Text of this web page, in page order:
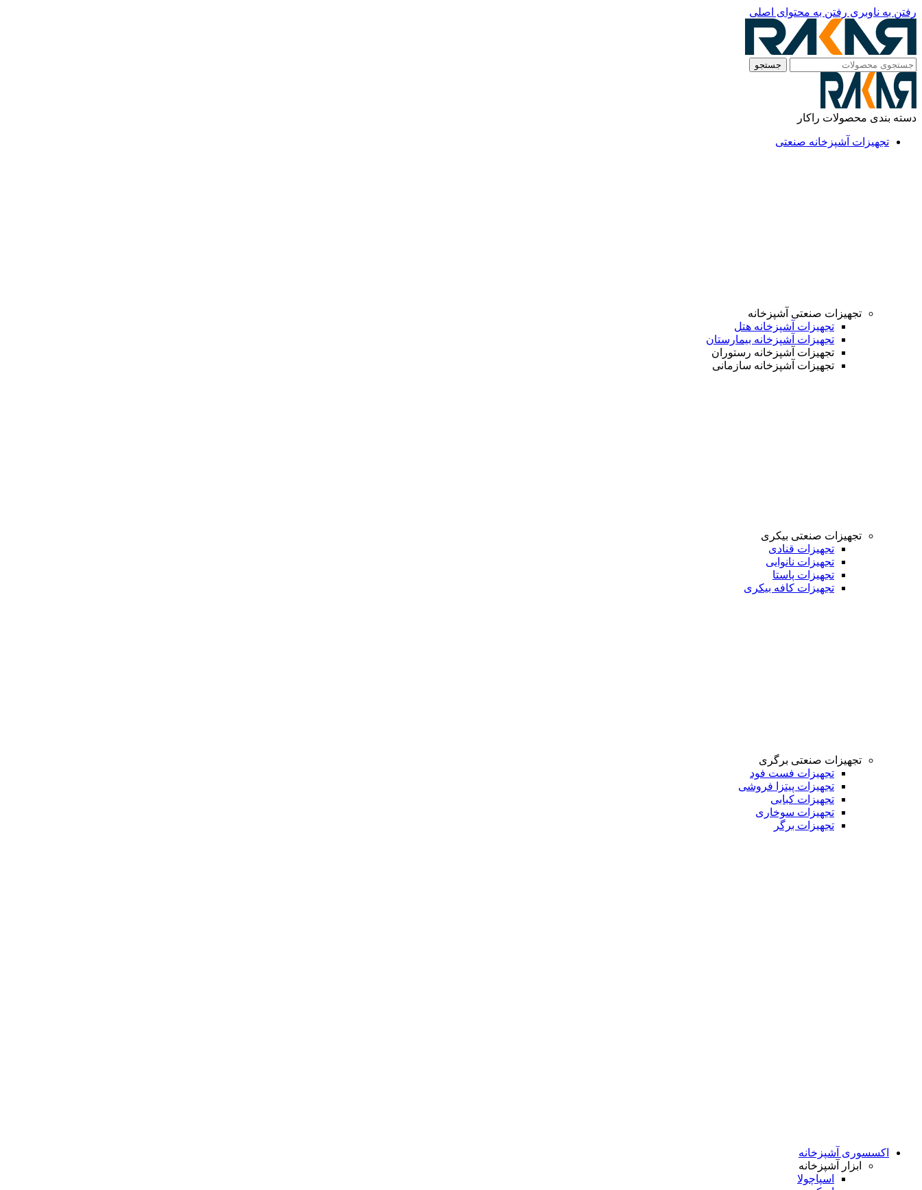
رفتن به ناوبری رفتن به محتوای اصلی
جستجو
دسته بندی محصولات راکار
تجهیزات آشپزخانه صنعتی
تجهیزات صنعتی آشپزخانه
تجهیزات آشپزخانه هتل
تجهیزات آشپزخانه بیمارستان
تجهیزات آشپزخانه رستوران
تجهیزات آشپزخانه سازمانی
تجهیزات صنعتی بیکری
تجهیزات قنادی
تجهیزات نانوایی
تجهیزات پاستا
تجهیزات کافه بیکری
تجهیزات صنعتی برگری
تجهیزات فست فود
تجهیزات پیتزا فروشی
تجهیزات کبابی
تجهیزات سوخاری
تجهیزات برگر
اکسسوری آشپزخانه
ابزار آشپزخانه
اسپاچولا